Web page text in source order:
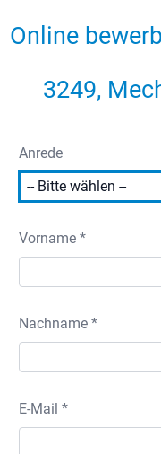
Online
3249,
Anrede
Vorname *
Nachname *
E-Mail *